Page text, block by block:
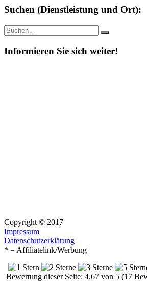
Suchen (Dienstleistung und Ort):
Suche
nach:
Suchen
Informieren Sie sich weiter!
Copyright © 2017
Impressum
Datenschutzerklärung
* = Affiliatelink/Werbung
Bewertung dieser Seite: 4.67 von 5 (17